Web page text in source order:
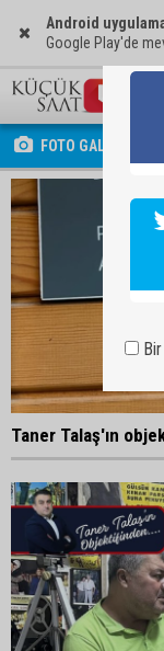
Android
Google Play'de
FOTO GALERİ
Taner Talaş'ın